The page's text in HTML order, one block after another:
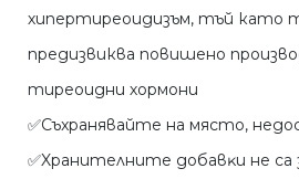
хипертиреоидизъм, тъй като
предизвиква повишено
тиреоидни хормони
✅Cъxpaнявaйтe нa мяcтo,
✅Xpaнитeлнитe дoбaвĸи нe